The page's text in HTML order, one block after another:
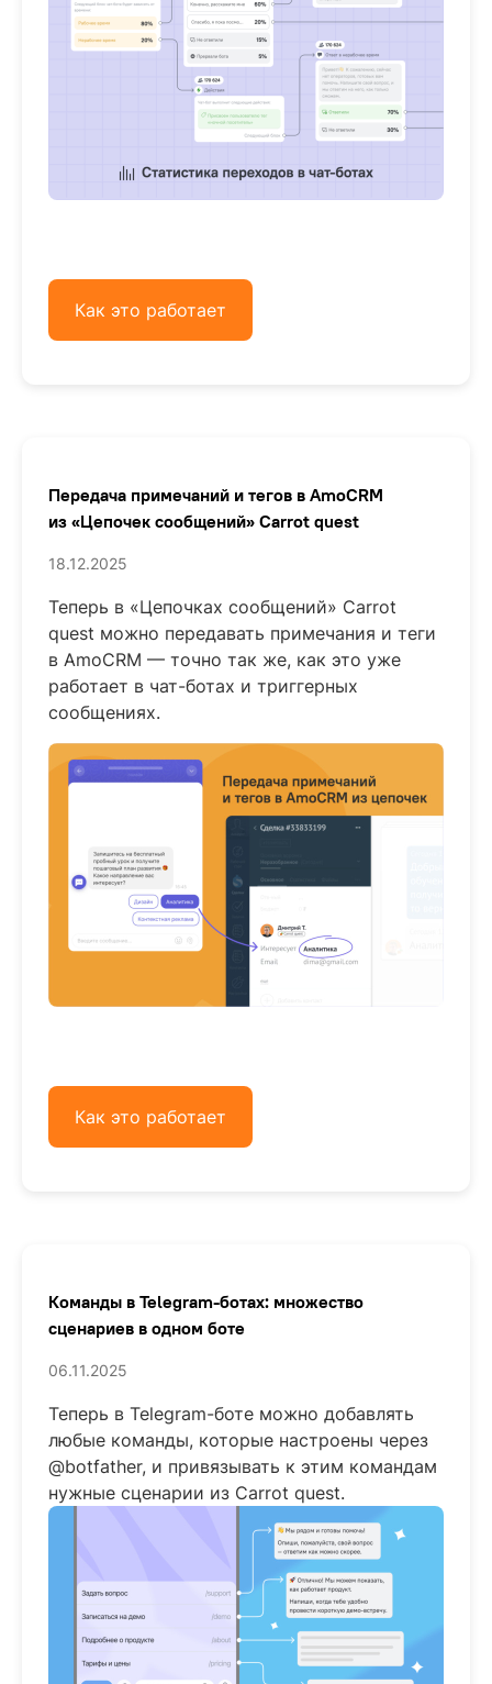
Как это работает
Передача примечаний и тегов в AmoCRM
из «Цепочек сообщений» Carrot quest
18.12.2025
Теперь в «Цепочках сообщений» Carrot
quest можно передавать примечания и теги
в AmoCRM — точно так же, как это уже
работает в чат-ботах и триггерных
сообщениях.
Как это работает
Команды в Telegram-ботах: множество
сценариев в одном боте
06.11.2025
Теперь в Telegram-боте можно добавлять
любые команды, которые настроены через
@botfather, и привязывать к этим командам
нужные сценарии из Carrot quest.